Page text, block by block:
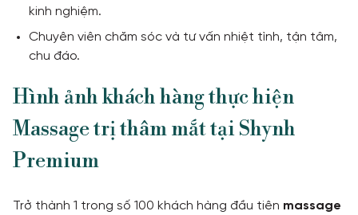
kinh nghiệm.
Chuyên viên chăm sóc và tư vấn nhiệt tình, tận tâm,
chu đáo.
Hình ảnh khách hàng thực hiện
Massage trị thâm mắttại Shynh
Premium
Trở thành 1 trong số 100 khách hàng đầu tiên massage